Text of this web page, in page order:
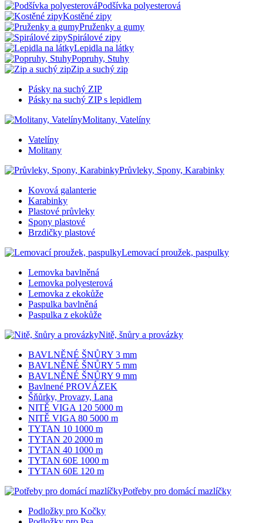
Podšívka polyesterová
Kostěné zipy
Pruženky a gumy
Spirálové zipy
Lepidla na látky
Popruhy, Stuhy
Zip a suchý zip
Pásky na suchý ZIP
Pásky na suchý ZIP s lepidlem
Molitany, Vatelíny
Vatelíny
Molitany
Průvleky, Spony, Karabinky
Kovová galanterie
Karabinky
Plastové průvleky
Spony plastové
Brzdičky plastové
Lemovací proužek, paspulky
Lemovka bavlněná
Lemovka polyesterová
Lemovka z ekokůže
Paspulka bavlněná
Paspulka z ekokůže
Nitě, šnůry a provázky
BAVLNĚNÉ ŠNŮRY 3 mm
BAVLNĚNÉ ŠNŮRY 5 mm
BAVLNĚNÉ ŠNŮRY 9 mm
Bavlnené PROVÁZEK
Šňůrky, Provazy, Lana
NITĚ VIGA 120 5000 m
NITĚ VIGA 80 5000 m
TYTAN 10 1000 m
TYTAN 20 2000 m
TYTAN 40 1000 m
TYTAN 60E 1000 m
TYTAN 60E 120 m
Potřeby pro domácí mazlíčky
Podložky pro Kočky